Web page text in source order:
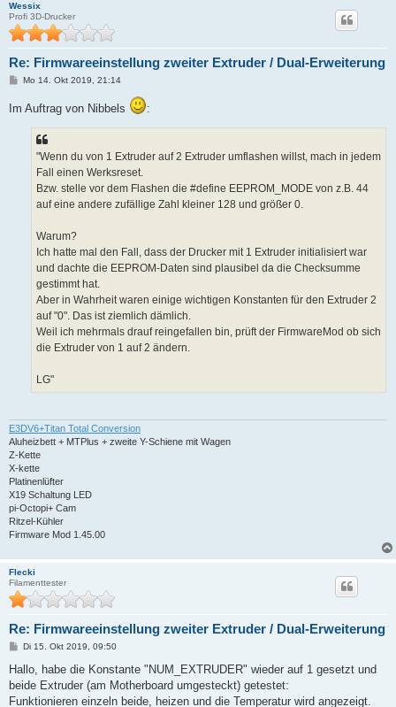
Wessix
Profi 3D-Drucker
Re: Firmwareeinstellung zweiter Extruder / Dual-Erweiterung
B
t
Mo 14. Okt 2019, 21:14
Im Auftrag von Nibbels :
"Wenn du von 1 Extruder auf 2 Extruder umflashen willst, mach in jedem
Fall einen Werksreset.
Bzw. stelle vor dem Flashen die #define EEPROM_MODE von z.B. 44
auf eine andere zufällige Zahl kleiner 128 und größer 0.
Warum?
Ich hatte mal den Fall, dass der Drucker mit 1 Extruder initialisiert war
und dachte die EEPROM-Daten sind plausibel da die Checksumme
gestimmt hat.
Aber in Wahrheit waren einige wichtigen Konstanten für den Extruder 2
auf "0". Das ist ziemlich dämlich.
Weil ich mehrmals drauf reingefallen bin, prüft der FirmwareMod ob sich
die Extruder von 1 auf 2 ändern.
LG"
E3DV6+Titan Total Conversion
Aluheizbett + MTPlus + zweite Y-Schiene mit Wagen
Z-Kette
X-kette
Platinenlüfter
X19 Schaltung LED
pi-Octopi+ Cam
Ritzel-Kühler
Firmware Mod 1.45.00
Flecki
Filamenttester
Re: Firmwareeinstellung zweiter Extruder / Dual-Erweiterung
B
i
r
a
Di 15. Okt 2019, 09:50
Hallo, habe die Konstante "NUM_EXTRUDER" wieder auf 1 gesetzt und
beide Extruder (am Motherboard umgesteckt) getestet:
Funktionieren einzeln beide, heizen und die Temperatur wird angezeigt.